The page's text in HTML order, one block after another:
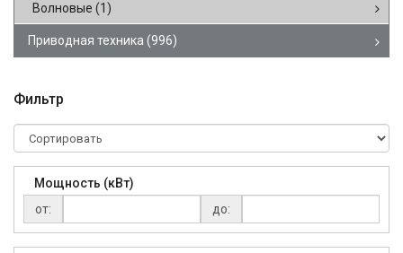
Волновые (1)
Приводная техника (996)
Фильтр
Мощность (кВт)
от:
до: